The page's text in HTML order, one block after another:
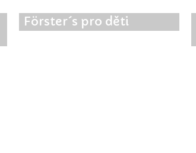
Förster´s pro děti